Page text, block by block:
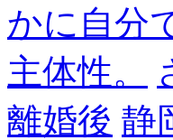
かに自分
主体性。
離婚後 静